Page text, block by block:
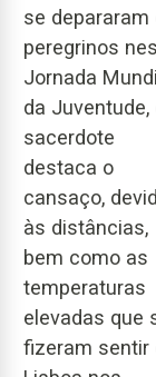
se depararam
peregrinos
Jornada
da Juventude,
sacerdote
destaca o
cansaço,
às distâncias,
bem como as
temperaturas
elevadas que
fizeram sentir